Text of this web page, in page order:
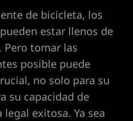
de bicicleta, los
estar llenos de
Pero tomar las
posible puede
no solo para su
su capacidad de
exitosa. Ya sea